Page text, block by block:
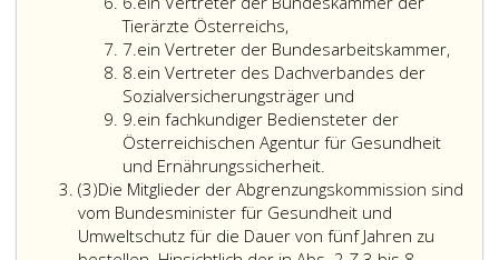
Industrie
in
der
Abgrenzung
Verkaufsrechte
im
Sinne
6
Tierärzte Österreichs,
7.Ziffer
7
ein Vertreter der Bundesarbeitskammer,
8.Ziffer
8
ein Vertreter des Dachverbandes der
Sozialversicherungsträger und
9.Ziffer
9
ein fachkundiger Bediensteter der
Österreichischen Agentur für Gesundheit
und Ernährungssicherheit.
(3)Absatz
3
Die Mitglieder der Abgrenzungskommission sind
vom Bundesminister für Gesundheit und
Umweltschutz für die Dauer von fünf Jahren zu